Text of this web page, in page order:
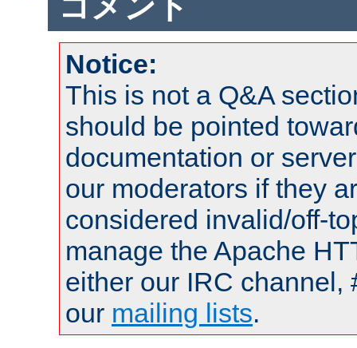
Notice:
This is not a Q&A
should be pointed
documentation or
our moderators if they
considered invalid/off-
manage the Apache
either our IRC channel,
our mailing lists.